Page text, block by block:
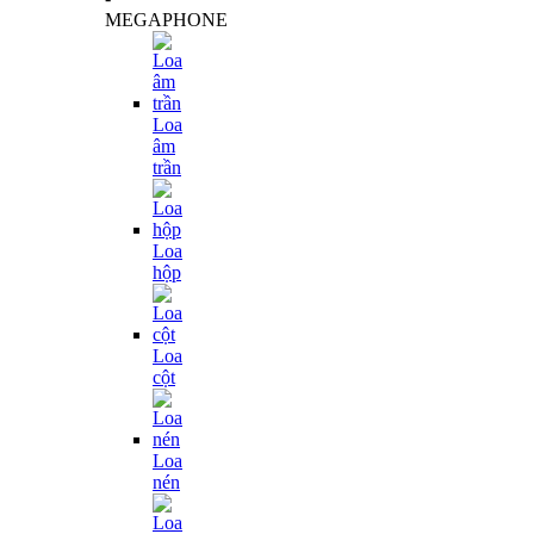
MEGAPHONE
Loa
âm
trần
Loa
hộp
Loa
cột
Loa
nén